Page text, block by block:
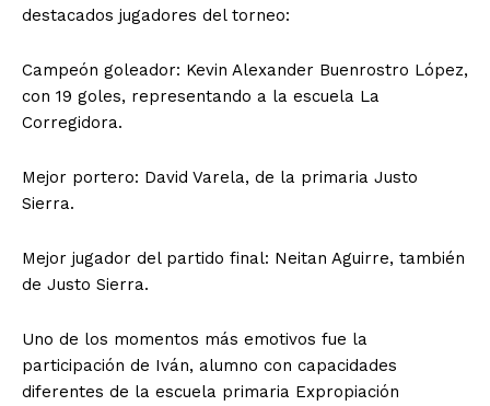
destacados jugadores del torneo:
Campeón goleador: Kevin Alexander Buenrostro López,
con 19 goles, representando a la escuela La
Corregidora.
Mejor portero: David Varela, de la primaria Justo
Sierra.
Mejor jugador del partido final: Neitan Aguirre, también
de Justo Sierra.
Uno de los momentos más emotivos fue la
participación de Iván, alumno con capacidades
diferentes de la escuela primaria Expropiación